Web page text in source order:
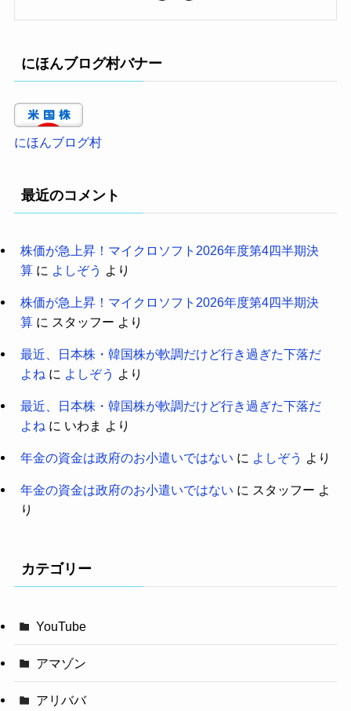
にほんブログ村バナー
にほんブログ村
最近のコメント
株価が急上昇！マイクロソフト2026年度第4四半期決
算に よしぞう より
株価が急上昇！マイクロソフト2026年度第4四半期決
算に スタッフー より
最近、日本株・韓国株が軟調だけど行き過ぎた下落だ
よね に よしぞう より
最近、日本株・韓国株が軟調だけど行き過ぎた下落だ
よね に いわま より
年金の資金は政府のお小遣いではない に よしぞう より
年金の資金は政府のお小遣いではない に スタッフー よ
り
カテゴリー
YouTube
アマゾン
アリババ